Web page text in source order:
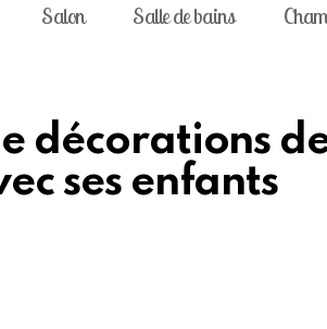
Salon Salle de bains
décorations
ses enfants